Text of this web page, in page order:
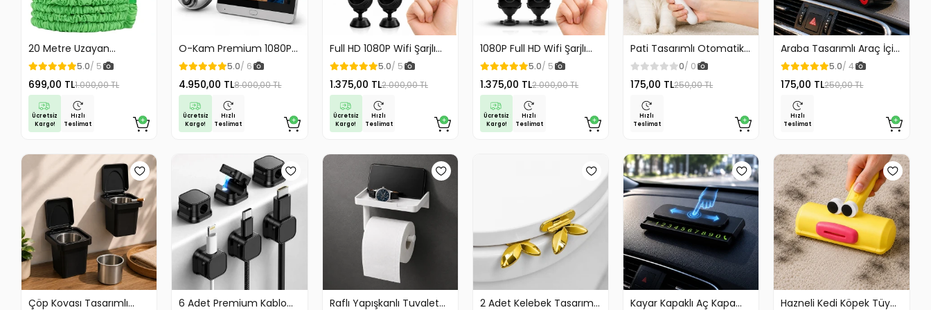
20 Metre Uzayan
Tabancalı Hortum Magic
Hose Bahçe Hortumu
Sulama Hortumu
5.0/ 5
699,00 TL1.000,00 TL
Ücretsiz
Kargo!
Hızlı
Teslimat
O-Kam Premium 1080P
Full HD Kayıt Yapabilen
Wifi Kameralı Kapı Zili
Görüntülü Kapı Dürbünü
Hareket Algılama İki
Yönlü Görüşme
5.0/ 6
4.950,00 TL8.000,00 TL
Ücretsiz
Kargo!
Hızlı
Teslimat
Full HD 1080P Wifi Şarjlı
Mini Güvenlik Kamerası
Geniş Açılı Balık Gözü
Maksimum Görüntü
Kalitesi
5.0/ 5
1.375,00 TL2.000,00 TL
Ücretsiz
Kargo!
Hızlı
Teslimat
1080P Full HD Wifi Şarjlı
Mini Güvenlik Kamerası
Geniş Açılı Balık Gözü
Maksimum Görüntü
Kalitesi
5.0/ 5
1.375,00 TL2.000,00 TL
Ücretsiz
Kargo!
Hızlı
Teslimat
Pati Tasarımlı Otomatik
Temizlenen Evcil Hayvan
Fırçası
0/ 0
175,00 TL250,00 TL
Hızlı
Teslimat
Araba Tasarımlı Araç İçi
Telefon Tutucu 360
Dönebilen Ayarlı
5.0/ 4
175,00 TL250,00 TL
Hızlı
Teslimat
Çöp Kovası Tasarımlı
6 Adet Premium Kablo
Raflı Yapışkanlı Tuvalet
2 Adet Kelebek Tasarım
Kayar Kapaklı Aç Kapa
Hazneli Kedi Köpek Tüy